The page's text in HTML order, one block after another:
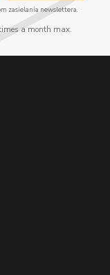
zasielania newslettera.
a month max.